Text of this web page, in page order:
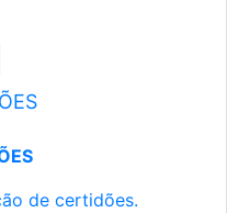
de certidões.